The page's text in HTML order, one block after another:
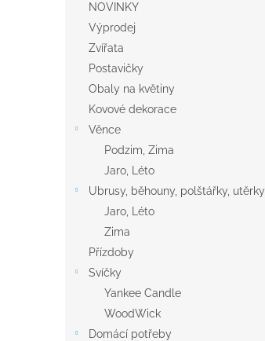
NOVINKY
Výprodej
Zvířata
Postavičky
Obaly na květiny
Kovové dekorace
Věnce
Podzim, Zima
Jaro, Léto
Ubrusy, běhouny, polštářky, utěrky
Jaro, Léto
Zima
Přízdoby
Svíčky
Yankee Candle
WoodWick
Domácí potřeby